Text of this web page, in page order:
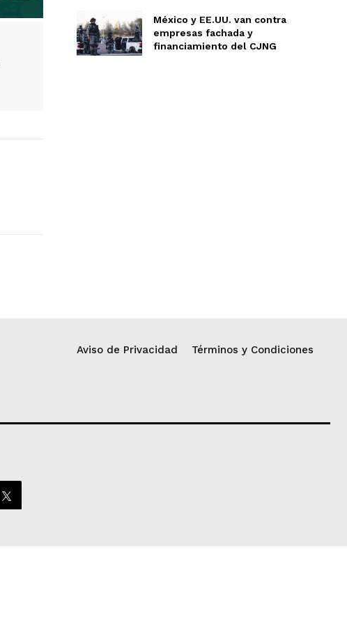
México y EE.UU. van contra
empresas fachada y
financiamiento del CJNG
Aviso de Privacidad Términos y Condiciones